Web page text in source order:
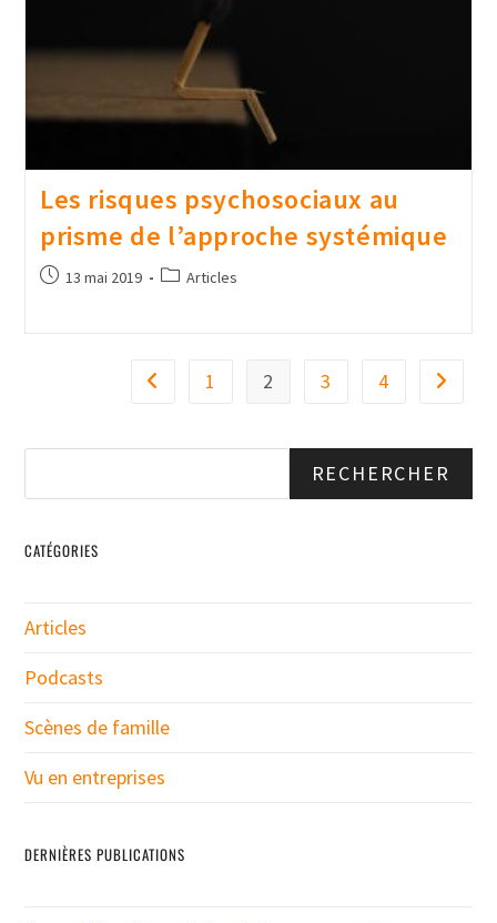
Les risques psychosociaux au
prisme de l’approche systémique
13 mai 2019 Articles
1 2 3 4
RECHERCHER
CATÉGORIES
Articles
Podcasts
Scènes de famille
Vu en entreprises
DERNIÈRES PUBLICATIONS